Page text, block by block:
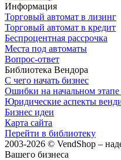
Информация
Торговый автомат в лизинг
Торговый автомат в кредит
Беспроцентная рассрочка
Места под автоматы
Вопрос-ответ
Библиотека Вендора
С чего начать бизнес
Ошибки на начальном этапе
Юридические аспекты
Бизнес идеи
Карта сайта
Перейти в библиотеку
2003-2026 © VendShop –
Вашего бизнеса